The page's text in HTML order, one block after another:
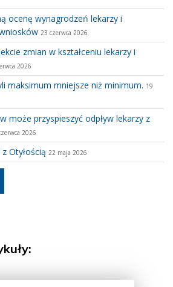
ocenę wynagrodzeń lekarzy i
23 czerwca 2026
zmian w kształceniu lekarzy i
2026
maksimum mniejsze niż minimum. 19
może przyspieszyć odpływ lekarzy z
2026
Otyłością 22 maja 2026